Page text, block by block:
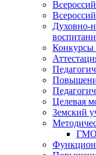
Духовно-
Конкурсы
Целевая
Земский
ГМО